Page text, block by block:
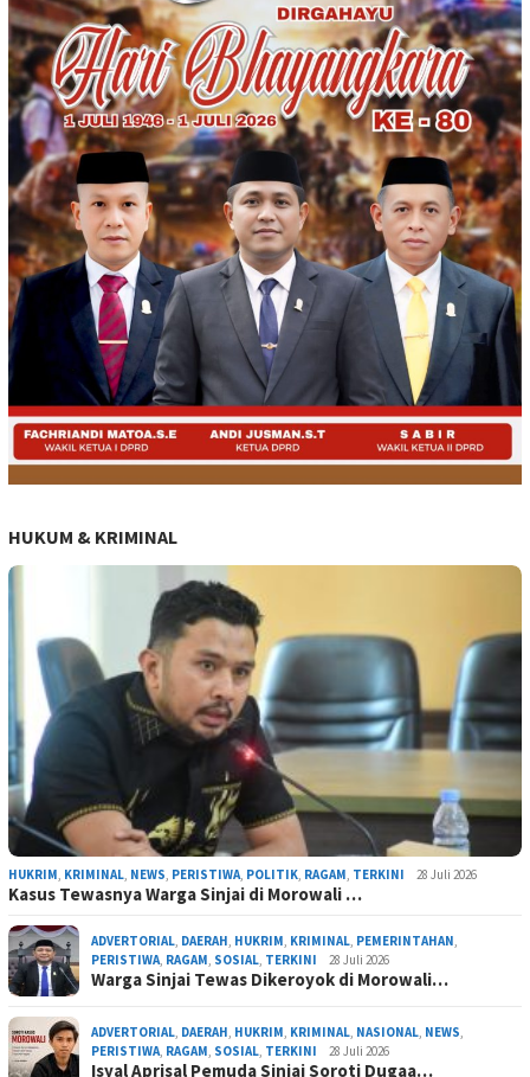
HUKUM & KRIMINAL
HUKRIM, KRIMINAL, NEWS, PERISTIWA, POLITIK, RAGAM, TERKINI 28 Juli 2026
Kasus Tewasnya Warga Sinjai di Morowali …
ADVERTORIAL, DAERAH, HUKRIM, KRIMINAL, PEMERINTAHAN,
PERISTIWA, RAGAM, SOSIAL, TERKINI 28 Juli 2026
Warga Sinjai Tewas Dikeroyok di Morowali…
ADVERTORIAL, DAERAH, HUKRIM, KRIMINAL, NASIONAL, NEWS,
PERISTIWA, RAGAM, SOSIAL, TERKINI 28 Juli 2026
Isyal Aprisal Pemuda Sinjai Soroti Dugaa…